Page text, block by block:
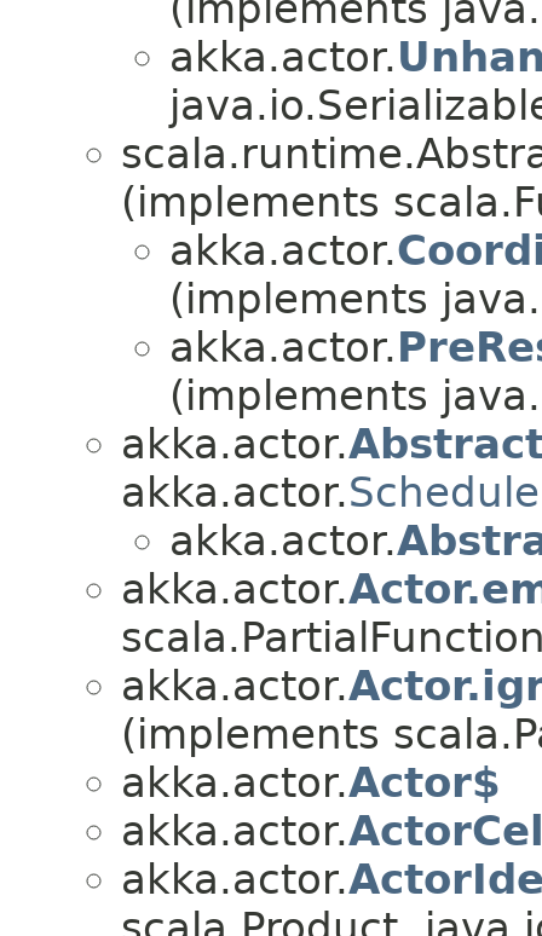
akka.actor.
(implements
akka.actor.
(implements
akka.actor.
(implements
akka.actor.
akka.actor.
akka.actor.
akka.actor.
akka.actor.
(implements
akka.actor.Actor$
akka.actor.
akka.actor.